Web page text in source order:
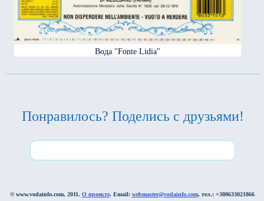
Вода "Fonte Lidia"
Понравилось? Поделись с друзьями!
© www.vodainfo.com, 2011. О проекте. Email: webmaster@vodainfo.com, тел.: +380633021866